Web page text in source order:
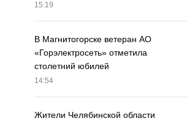
15:19
В Магнитогорске ветеран АО
«Горэлектросеть» отметила
столетний юбилей
14:54
Жители Челябинской области